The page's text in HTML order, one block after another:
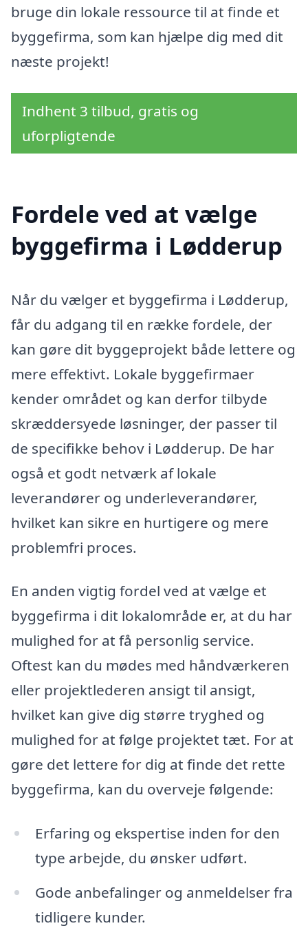
bruge din lokale ressource til at finde et
byggefirma, som kan hjælpe dig med dit
næste projekt!
Indhent 3 tilbud, gratis og
uforpligtende
Fordele ved at vælge
byggefirma i Lødderup
Når du vælger et byggefirma i Lødderup,
får du adgang til en række fordele, der
kan gøre dit byggeprojekt både lettere og
mere effektivt. Lokale byggefirmaer
kender området og kan derfor tilbyde
skræddersyede løsninger, der passer til
de specifikke behov i Lødderup. De har
også et godt netværk af lokale
leverandører og underleverandører,
hvilket kan sikre en hurtigere og mere
problemfri proces.
En anden vigtig fordel ved at vælge et
byggefirma i dit lokalområde er, at du har
mulighed for at få personlig service.
Oftest kan du mødes med håndværkeren
eller projektlederen ansigt til ansigt,
hvilket kan give dig større tryghed og
mulighed for at følge projektet tæt. For at
gøre det lettere for dig at finde det rette
byggefirma, kan du overveje følgende:
Erfaring og ekspertise inden for den
type arbejde, du ønsker udført.
Gode anbefalinger og anmeldelser fra
tidligere kunder.